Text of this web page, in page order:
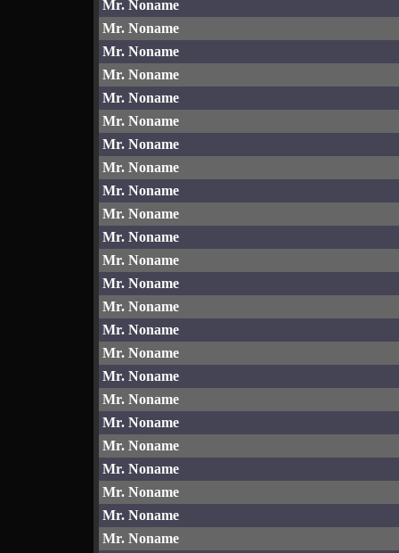
Mr. Noname
Mr. Noname
Mr. Noname
Mr. Noname
Mr. Noname
Mr. Noname
Mr. Noname
Mr. Noname
Mr. Noname
Mr. Noname
Mr. Noname
Mr. Noname
Mr. Noname
Mr. Noname
Mr. Noname
Mr. Noname
Mr. Noname
Mr. Noname
Mr. Noname
Mr. Noname
Mr. Noname
Mr. Noname
Mr. Noname
Mr. Noname